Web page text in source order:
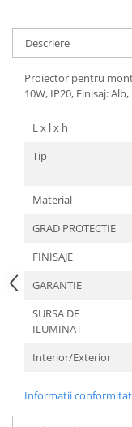
Gama Legrand Niloe
Panasonic Arkedia
Aparataj Modular
Bticino Living NOW
Bticino AXOLUTE AIR
Doze de Pardoseala
Incara Legrand
Iluminat Interior
Spoturi LED
Panouri LED
Lampadare
Descriere
Proiector pentru
10W, IP20, Finisaj:
L x l x h
Tip
Material
GRAD PROTECTIE
FINISAJE
GARANTIE
SURSA DE
ILUMINAT
Interior/Exterior
Informatii